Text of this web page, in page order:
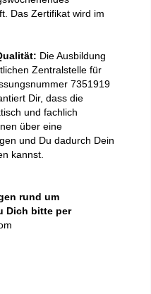
Das Zertifikat wird im
Die Ausbildung
Zentralstelle für
7351919
Dir, dass die
und fachlich
über eine
und Du dadurch Dein
kannst.
rund um
Dich bitte per